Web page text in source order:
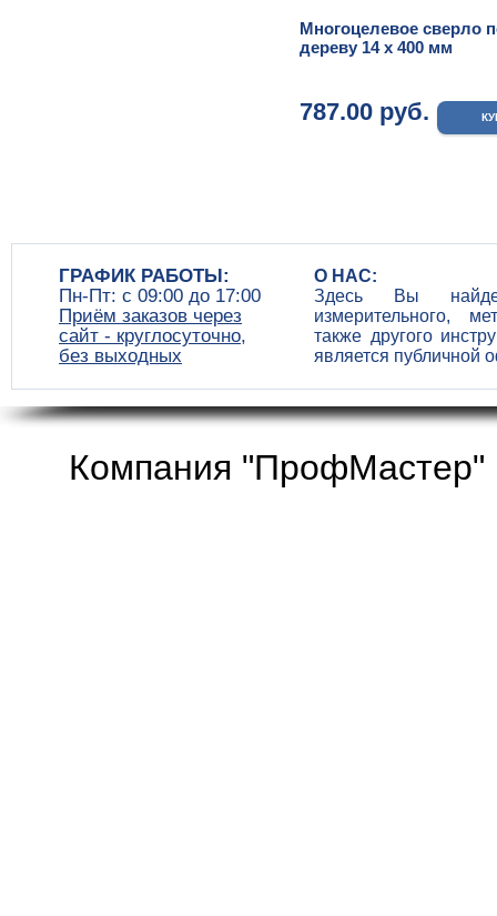
Многоцелевое сверло
дереву 14 х 400 мм
787.00 руб.
ГРАФИК РАБОТЫ:
Пн-Пт: c 09:00 до 17:00
Приём заказов через
сайт - круглосуточно,
без выходных
О НАС:
Здесь Вы
измерительного,
также другого
является публичной
Компания "ПрофМастер"